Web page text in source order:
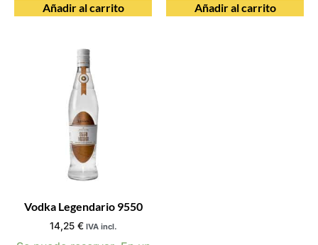
Añadir al carrito Añadir al carrito
Vodka Legendario 9550
14,25 € IVA incl.